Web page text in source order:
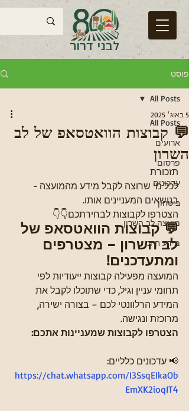
פוסט
All Posts
ארועים
פרסום
עדכונים
ביטחון
מועצה לב השרון
מידע חיוני
All Posts
💬 קבוצות הוואטסאפ של לב
השרון
5 באוג׳ 2025
תזכורת
לכל מי שרוצה לקבל מידע מהמועצה -
בנושאים המעניינים אותו.
הצטרפו לקבוצות לבחירתכם👇👇
💬 קבוצות הוואטסאפ של
לב השרון – מצטרפים
ומתעדכנים!
המועצה מפעילה קבוצות ייעודיות לפי
תחומי עניין וגיל, כדי שתוכלו לקבל את
המידע הרלוונטי לכם – בצורה ישירה,
מרוכזת ונגישה.
הצטרפו לקבוצות שמעניינות אתכם:
📢 עדכונים כלליים:
https://chat.whatsapp.com/I3SsqEIkaOb
EmXK2ioqIT4